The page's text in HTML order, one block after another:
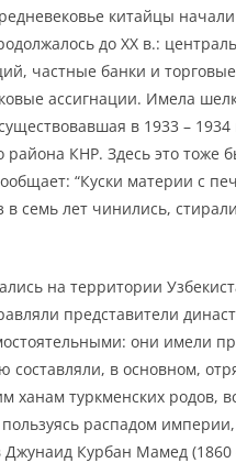
китайцы
до ХХ в.:
частные банки и
ассигнации. Имела
в 1933 –
КНР. Здесь это тоже
“Куски материи с
семь лет чинились,
на территории
представители
они имели
в основном,
ханам туркменских родов,
распадом
Курбан Мамед (1860